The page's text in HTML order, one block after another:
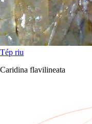
Tép riu
Caridina flavilineata